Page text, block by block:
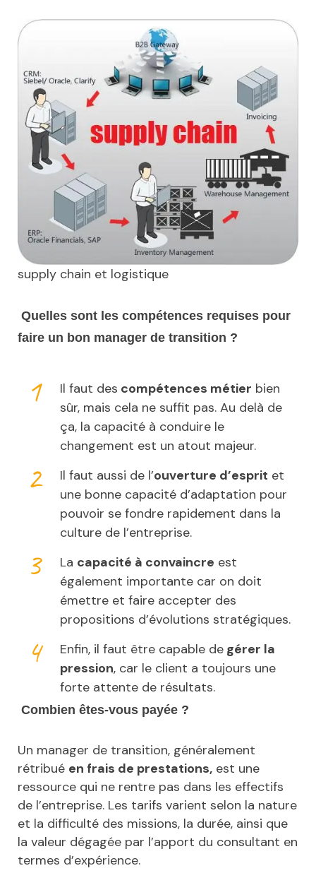
supply chain et logistique
Quelles sont les compétences requises pour
faire un bon manager de transition ?
Il faut des compétences métier bien
sûr, mais cela ne suffit pas. Au delà de
ça, la capacité à conduire le
changement est un atout majeur.
Il faut aussi de l’ouverture d’esprit et
une bonne capacité d’adaptation pour
pouvoir se fondre rapidement dans la
culture de l’entreprise.
La capacité à convaincre est
également importante car on doit
émettre et faire accepter des
propositions d’évolutions stratégiques.
Enfin, il faut être capable de gérer la
pression, car le client a toujours une
forte attente de résultats.
Combien êtes-vous payée ?
Un manager de transition, généralement
rétribué en frais de prestations, est une
ressource qui ne rentre pas dans les effectifs
de l’entreprise. Les tarifs varient selon la nature
et la difficulté des missions, la durée, ainsi que
la valeur dégagée par l’apport du consultant en
termes d’expérience.